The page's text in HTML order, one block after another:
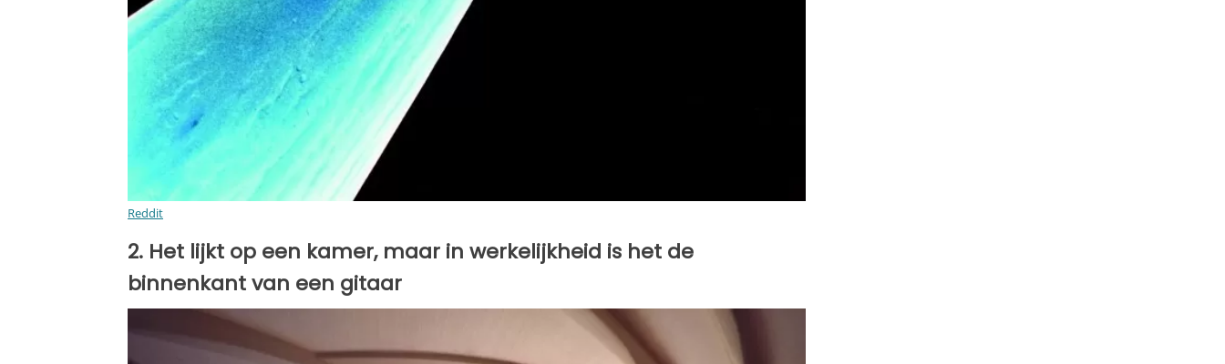
Reddit
2. Het lijkt op een kamer, maar in werkelijkheid is het de
binnenkant van een gitaar